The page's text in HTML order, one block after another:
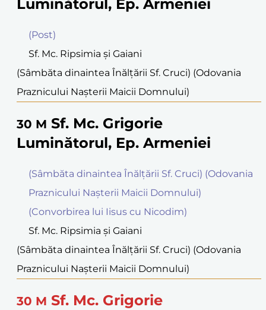
Luminătorul, Ep. Armeniei
(Post)
Sf. Mc. Ripsimia şi Gaiani
(Sâmbăta dinaintea Înălţării Sf. Cruci) (Odovania
Praznicului Naşterii Maicii Domnului)
30 M Sf. Mc. Grigorie
Luminătorul, Ep. Armeniei
(Sâmbăta dinaintea Înălţării Sf. Cruci) (Odovania
Praznicului Naşterii Maicii Domnului)
(Convorbirea lui Iisus cu Nicodim)
Sf. Mc. Ripsimia şi Gaiani
(Sâmbăta dinaintea Înălţării Sf. Cruci) (Odovania
Praznicului Naşterii Maicii Domnului)
30 M Sf. Mc. Grigorie